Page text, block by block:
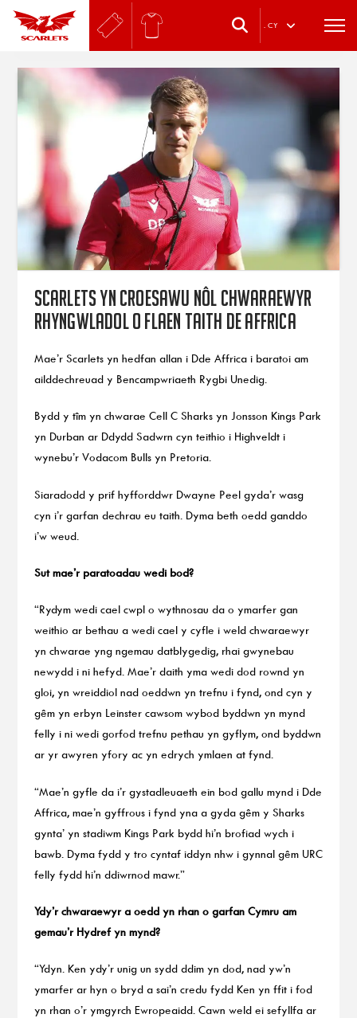
. CY
Scarlets yn croesawu nôl chwaraewyr
rhyngwladol o flaen taith De Affrica
Mae’r Scarlets yn hedfan allan i Dde Affrica i baratoi am
ailddechreuad y Bencampwriaeth Rygbi Unedig.
Bydd y tîm yn chwarae Cell C Sharks yn Jonsson Kings Park
yn Durban ar Ddydd Sadwrn cyn teithio i Highveldt i
wynebu’r Vodacom Bulls yn Pretoria.
Siaradodd y prif hyfforddwr Dwayne Peel gyda’r wasg
cyn i’r garfan dechrau eu taith. Dyma beth oedd ganddo
i’w weud.
Sut mae’r paratoadau wedi bod?
“Rydym wedi cael cwpl o wythnosau da o ymarfer gan
weithio ar bethau a wedi cael y cyfle i weld chwaraewyr
yn chwarae yng ngemau datblygedig, rhai gwynebau
newydd i ni hefyd. Mae’r daith yma wedi dod rownd yn
gloi, yn wreiddiol nad oeddwn yn trefnu i fynd, ond cyn y
gêm yn erbyn Leinster cawsom wybod byddwn yn mynd
felly i ni wedi gorfod trefnu pethau yn gyflym, ond byddwn
ar yr awyren yfory ac yn edrych ymlaen at fynd.
“Mae’n gyfle da i’r gystadleuaeth ein bod gallu mynd i Dde
Affrica, mae’n gyffrous i fynd yna a gyda gêm y Sharks
gynta’ yn stadiwm Kings Park bydd hi’n brofiad wych i
bawb. Dyma fydd y tro cyntaf iddyn nhw i gynnal gêm URC
felly fydd hi’n ddiwrnod mawr.”
Ydy’r chwaraewyr a oedd yn rhan o garfan Cymru am
gemau’r Hydref yn mynd?
“Ydyn. Ken ydy’r unig un sydd ddim yn dod, nad yw’n
ymarfer ar hyn o bryd a sai’n credu fydd Ken yn ffit i fod
yn rhan o’r ymgyrch Ewropeaidd. Cawn weld ei sefyllfa ar